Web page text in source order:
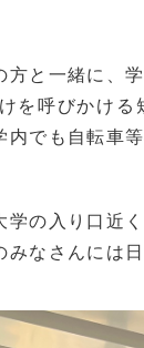
と一緒に、
を呼びかけ
でも自転車
の入り口近
なさんには